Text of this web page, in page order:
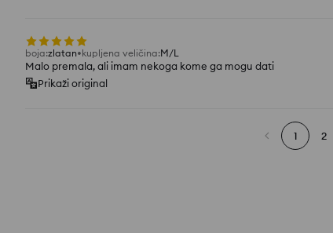
boja:zlatan kupljena veličina:M/L
Malo premala, ali imam nekoga kome ga mogu dati
Prikaži original
1 2